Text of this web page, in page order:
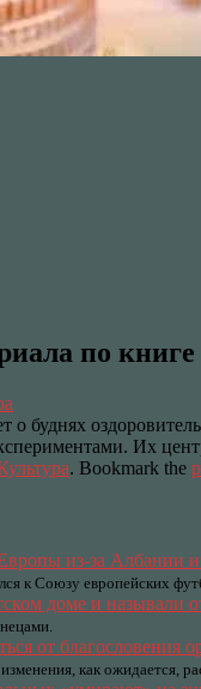
по
буднях
Их
. Bookmark the
к Союзу европейских
как